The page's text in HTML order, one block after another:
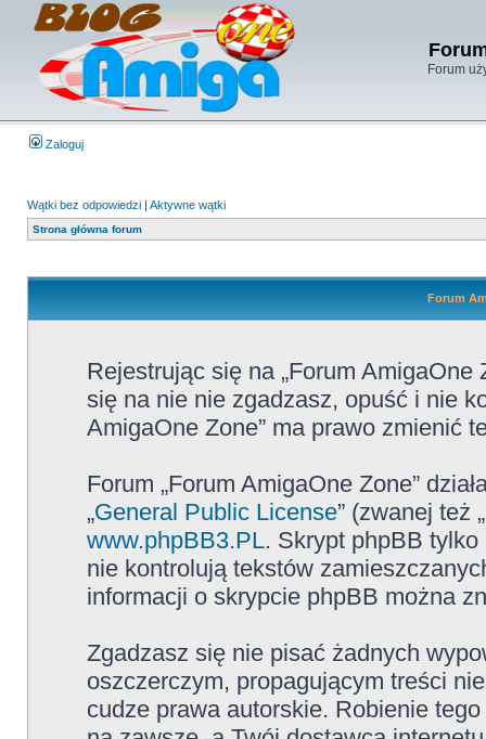
Forum
Zaloguj
Wątki bez odpowiedzi | Aktywne wątki
Strona główna forum
Forum
Rejestrując się na „Forum
się na nie nie zgadzasz, opuść i nie
AmigaOne Zone” ma prawo zmienić
Forum „Forum AmigaOne Zone”
„General Public License” (zwanej też
www.phpBB3.PL. Skrypt phpBB tylko
nie kontrolują tekstów
informacji o skrypcie phpBB można
Zgadzasz się nie pisać żadnych
oszczerczym, propagującym treści
cudze prawa autorskie. Robienie